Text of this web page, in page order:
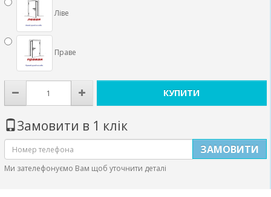
Ліве
Праве
КУПИТИ
Замовити в 1 клік
ЗАМОВИТИ
Ми зателефонуємо Вам щоб уточнити деталі